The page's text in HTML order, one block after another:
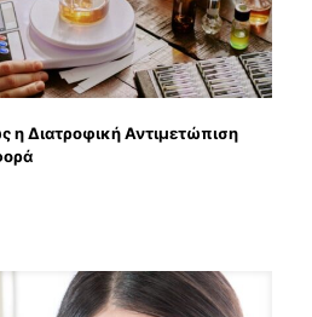
η Διατροφική Αντιμετώπιση